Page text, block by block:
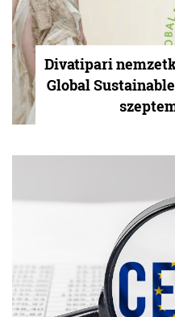
Divatipari
Global